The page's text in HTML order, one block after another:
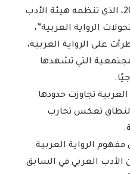
احتضن معرض جدة للكتاب 2024، الذي تنظمه هيئة الأدب
الرواية العربية”،
على الرواية العربية،
التي تشهدها
تجاوزت حدودها
تعكس تجارب
الرواية العربية
الأدب العربي في السابق